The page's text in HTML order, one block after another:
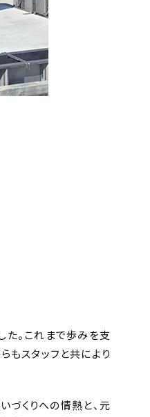
。 これまで歩みを支
もスタッフと共により
づくりへの情熱と、元